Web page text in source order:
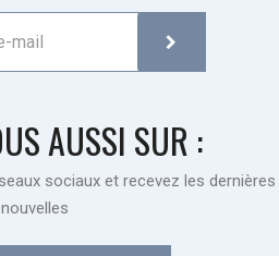
AUSSI SUR :
sociaux et recevez les dernières
nouvelles